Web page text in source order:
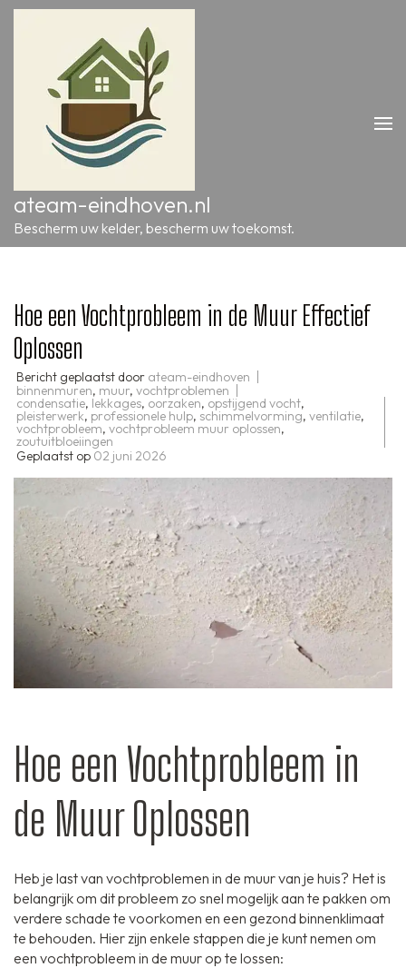
Ga
ateam-eindhoven.nl
Bescherm uw kelder, bescherm uw toekomst.
Hoe een Vochtprobleem in de Muur Effectief
Oplossen
Bericht geplaatst door ateam-eindhoven
binnenmuren, muur, vochtproblemen
condensatie, lekkages, oorzaken, opstijgend vocht,
pleisterwerk, professionele hulp, schimmelvorming, ventilatie,
vochtprobleem, vochtprobleem muur oplossen,
zoutuitbloeiingen
Geplaatst op 02 juni 2026
Hoe een Vochtprobleem in
de Muur Oplossen
Heb je last van vochtproblemen in de muur van je huis? Het is
belangrijk om dit probleem zo snel mogelijk aan te pakken om
verdere schade te voorkomen en een gezond binnenklimaat
te behouden. Hier zijn enkele stappen die je kunt nemen om
een vochtprobleem in de muur op te lossen: